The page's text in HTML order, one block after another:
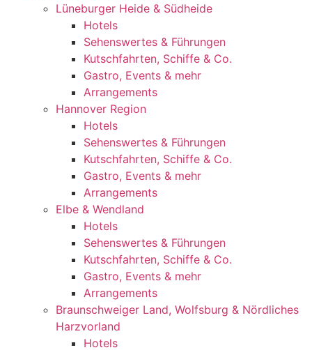
Lüneburger Heide & Südheide
Hotels
Sehenswertes & Führungen
Kutschfahrten, Schiffe & Co.
Gastro, Events & mehr
Arrangements
Hannover Region
Hotels
Sehenswertes & Führungen
Kutschfahrten, Schiffe & Co.
Gastro, Events & mehr
Arrangements
Elbe & Wendland
Hotels
Sehenswertes & Führungen
Kutschfahrten, Schiffe & Co.
Gastro, Events & mehr
Arrangements
Braunschweiger Land, Wolfsburg & Nördliches
Harzvorland
Hotels